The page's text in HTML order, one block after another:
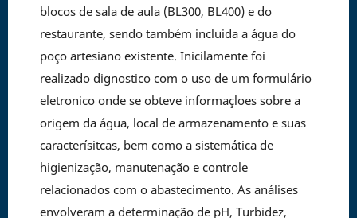
blocos de sala de aula (BL300, BL400) e do
restaurante, sendo também incluida a água do
poço artesiano existente. Inicilamente foi
realizado dignostico com o uso de um formulário
eletronico onde se obteve informaçloes sobre a
origem da água, local de armazenamento e suas
caracterísitcas, bem como a sistemática de
higienização, manutenação e controle
relacionados com o abastecimento. As análises
envolveram a determinação de pH, Turbidez,